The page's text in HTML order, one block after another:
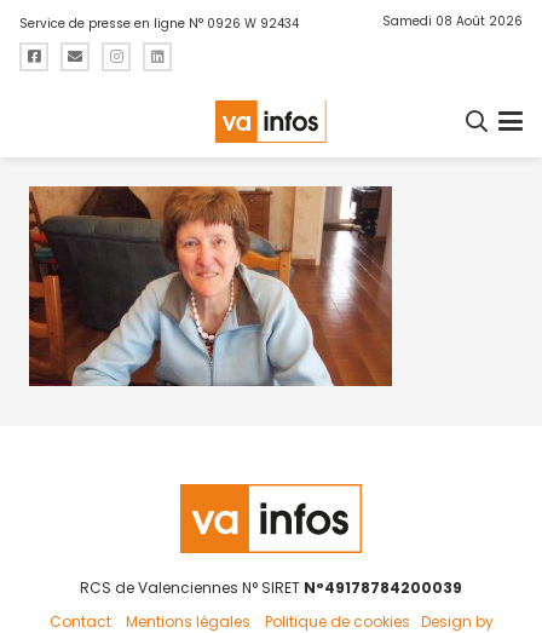
Service de presse en ligne N° 0926 W 92434 Samedi 08 Août 2026
RCS de Valenciennes N° SIRET N°49178784200039
Contact
Mentions légales Politique de cookies Design by